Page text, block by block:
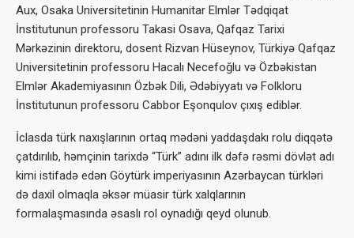
Aux, Osaka Universitetinin Humanitar Elmlər Tədqiqat
İnstitutunun professoru Takasi Osava, Qafqaz Tarixi
Mərkəzinin direktoru, dosent Rizvan Hüseynov, Türkiyə Qafqaz
Universitetinin professoru Hacalı Necefoğlu və Özbəkistan
Elmlər Akademiyasının Özbək Dili, Ədəbiyyatı və Folkloru
İnstitutunun professoru Cabbor Eşonqulov çıxış ediblər.
İclasda türk naxışlarının ortaq mədəni yaddaşdakı rolu diqqətə
çatdırılıb, həmçinin tarixdə “Türk” adını ilk dəfə rəsmi dövlət adı
kimi istifadə edən Göytürk imperiyasının Azərbaycan türkləri
də daxil olmaqla əksər müasir türk xalqlarının
formalaşmasında əsaslı rol oynadığı qeyd olunub.